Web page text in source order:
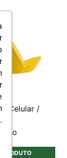
Celular /
PRODUTO